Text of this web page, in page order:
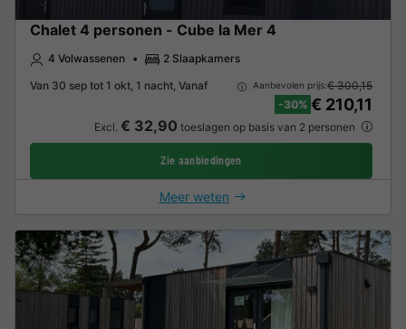
Chalet 4 personen - Cube la Mer 4
4 Volwassenen
2 Slaapkamers
Van 30 sep tot 1 okt, 1 nacht, Vanaf
Aanbevolen prijs:€ 300,15
-30% € 210,11
Excl. € 32,90 toeslagen op basis van 2 personen
Zie aanbiedingen
Meer weten